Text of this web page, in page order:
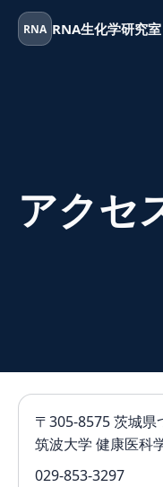
RNA RNA生化学研究室
アクセ
〒305-8575 茨城県
筑波大学 健康医科
029-853-3297